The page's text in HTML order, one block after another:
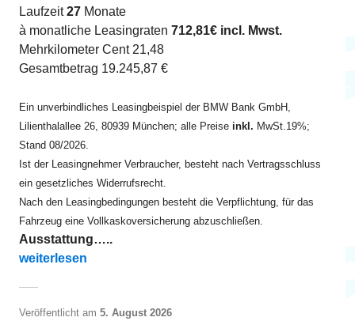
Laufzeit27 Monate
à monatliche Leasingraten 712,81€ incl. Mwst.
Mehrkilometer Cent 21,48
Gesamtbetrag 19.245,87 €
Ein unverbindliches Leasingbeispiel der BMW Bank GmbH,
Lilienthalallee 26, 80939 München; alle Preise inkl. MwSt.19%;
Stand 08/2026.
Ist der Leasingnehmer Verbraucher, besteht nach Vertragsschluss
ein gesetzliches Widerrufsrecht.
Nach den Leasingbedingungen besteht die Verpflichtung, für das
Fahrzeug eine Vollkaskoversicherung abzuschließen.
Ausstattung…..
„iX M70 xDrive ab EUR 715“
weiterlesen
Veröffentlicht am 5. August 2026